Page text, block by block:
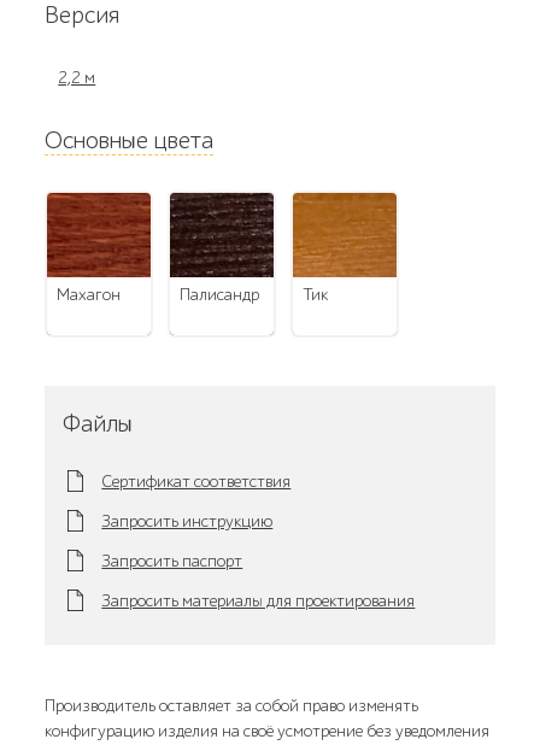
Версия
2,2 м
Основные цвета
махагон палисандр тик
Файлы
Сертификат соответствия
Запросить инструкцию
Запросить паспорт
Запросить материалы для проектирования
Производитель оставляет за собой право изменять
конфигурацию изделия на своё усмотрение без уведомления